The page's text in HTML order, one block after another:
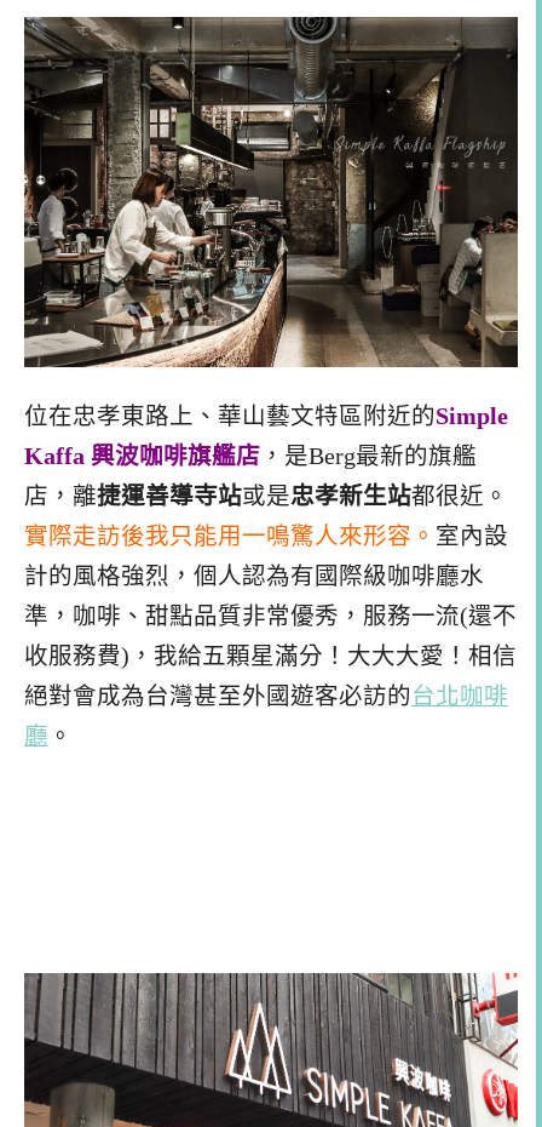
位在忠孝東路上、華山藝文特區附近的Simple
Kaffa 興波咖啡旗艦店 ，是Berg最新的旗艦
店，離捷運善導寺站或是忠孝新生站都很近。
實際走訪後我只能用一鳴驚人來形容。 室內設
計的風格強烈，個人認為有國際級咖啡廳水
準，咖啡、甜點品質非常優秀，服務一流(還不
收服務費)，我給五顆星滿分！大大大愛！相信
絕對會成為台灣甚至外國遊客必訪的台北咖啡
廳 。